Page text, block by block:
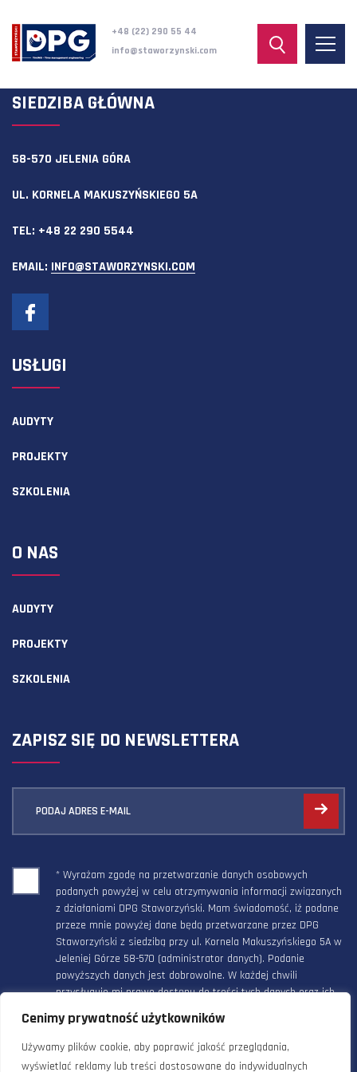
Cenimy prywatność użytkowników
Używamy plików cookie, aby poprawić jakość przeglądania,
wyświetlać reklamy lub treści dostosowane do indywidualnych
+48 (22) 290 55 44
info@staworzynski.com
SIEDZIBA GŁÓWNA
58-570 JELENIA GÓRA
UL. KORNELA MAKUSZYŃSKIEGO 5A
TEL: +48 22 290 5544
EMAIL: INFO@STAWORZYNSKI.COM
USŁUGI
AUDYTY
PROJEKTY
SZKOLENIA
O NAS
AUDYTY
PROJEKTY
SZKOLENIA
ZAPISZ SIĘ DO NEWSLETTERA
PODAJ ADRES E-MAIL
* Wyrażam zgodę na przetwarzanie danych osobowych
podanych powyżej w celu otrzymywania informacji związanych
z działaniami DPG Staworzyński. Mam świadomość, iż podane
przeze mnie powyżej dane będą przetwarzane przez DPG
Staworzyński z siedzibą przy ul. Kornela Makuszyńskiego 5A w
Jeleniej Górze 58-570 (administrator danych). Podanie
powyższych danych jest dobrowolne. W każdej chwili
przysługuje mi prawo dostępu do treści tych danych oraz ich
poprawienia, a powyższa zgoda może być odwołana w każdym
czasie.